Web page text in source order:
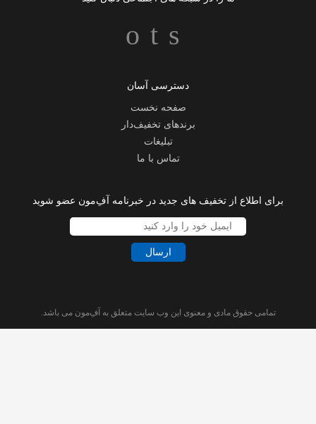
دسترسی آسان
صفحه نخست
برندهای تخفیف‌دار
تبلیغات
تماس با ما
برای اطلاع از تخفیف های جدید در خبرنامه آفِ‌مون عضو شوید
ارسال
تمامی حقوق مادی و معنوی این وب سایت متعلق به آفِ‌مون می باشد.